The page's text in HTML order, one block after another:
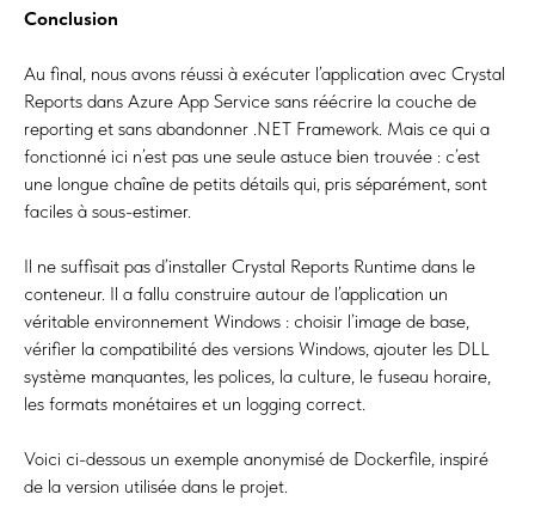
Conclusion
Au final, nous avons réussi à exécuter l’application avec Crystal
Reports dans Azure App Service sans réécrire la couche de
reporting et sans abandonner .NET Framework. Mais ce qui a
fonctionné ici n’est pas une seule astuce bien trouvée : c’est
une longue chaîne de petits détails qui, pris séparément, sont
faciles à sous-estimer.
Il ne suffisait pas d’installer Crystal Reports Runtime dans le
conteneur. Il a fallu construire autour de l’application un
véritable environnement Windows : choisir l’image de base,
vérifier la compatibilité des versions Windows, ajouter les DLL
système manquantes, les polices, la culture, le fuseau horaire,
les formats monétaires et un logging correct.
Voici ci-dessous un exemple anonymisé de Dockerfile, inspiré
de la version utilisée dans le projet.